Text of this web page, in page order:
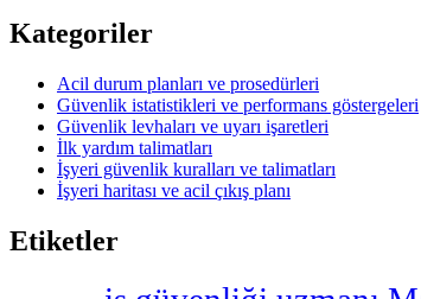
Kategoriler
Acil durum planları ve prosedürleri
Güvenlik istatistikleri ve performans göstergeleri
Güvenlik levhaları ve uyarı işaretleri
İlk yardım talimatları
İşyeri güvenlik kuralları ve talimatları
İşyeri haritası ve acil çıkış planı
Etiketler